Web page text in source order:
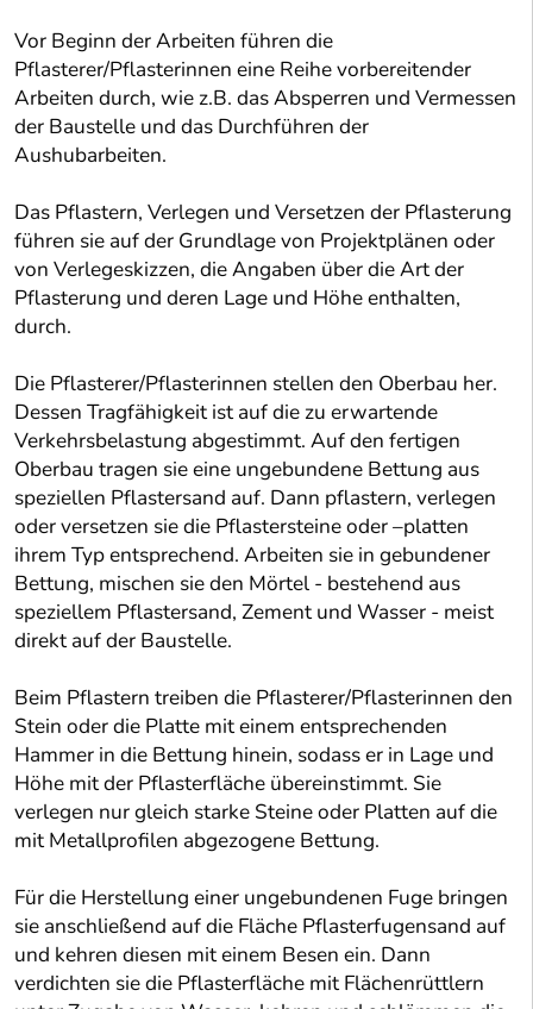
Vor Beginn der Arbeiten führen die
Pflasterer/Pflasterinnen eine Reihe vorbereitender
Arbeiten durch, wie z.B. das Absperren und Vermessen
der Baustelle und das Durchführen der
Aushubarbeiten.
Das Pflastern, Verlegen und Versetzen der Pflasterung
führen sie auf der Grundlage von Projektplänen oder
von Verlegeskizzen, die Angaben über die Art der
Pflasterung und deren Lage und Höhe enthalten,
durch.
Die Pflasterer/Pflasterinnen stellen den Oberbau her.
Dessen Tragfähigkeit ist auf die zu erwartende
Verkehrsbelastung abgestimmt. Auf den fertigen
Oberbau tragen sie eine ungebundene Bettung aus
speziellen Pflastersand auf. Dann pflastern, verlegen
oder versetzen sie die Pflastersteine oder –platten
ihrem Typ entsprechend. Arbeiten sie in gebundener
Bettung, mischen sie den Mörtel - bestehend aus
speziellem Pflastersand, Zement und Wasser - meist
direkt auf der Baustelle.
Beim Pflastern treiben die Pflasterer/Pflasterinnen den
Stein oder die Platte mit einem entsprechenden
Hammer in die Bettung hinein, sodass er in Lage und
Höhe mit der Pflasterfläche übereinstimmt. Sie
verlegen nur gleich starke Steine oder Platten auf die
mit Metallprofilen abgezogene Bettung.
Für die Herstellung einer ungebundenen Fuge bringen
sie anschließend auf die Fläche Pflasterfugensand auf
und kehren diesen mit einem Besen ein. Dann
verdichten sie die Pflasterfläche mit Flächenrüttlern